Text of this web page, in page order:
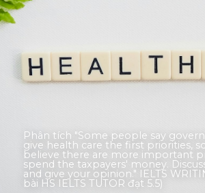
Mixed
Đề writing theo topic
Pie
Phân tích "Some people say
give health care the first priorities,
believe there are more important
spend the taxpayers' money.
and give your opinion." IELTS
bài HS IELTS TUTOR đạt 5.5)